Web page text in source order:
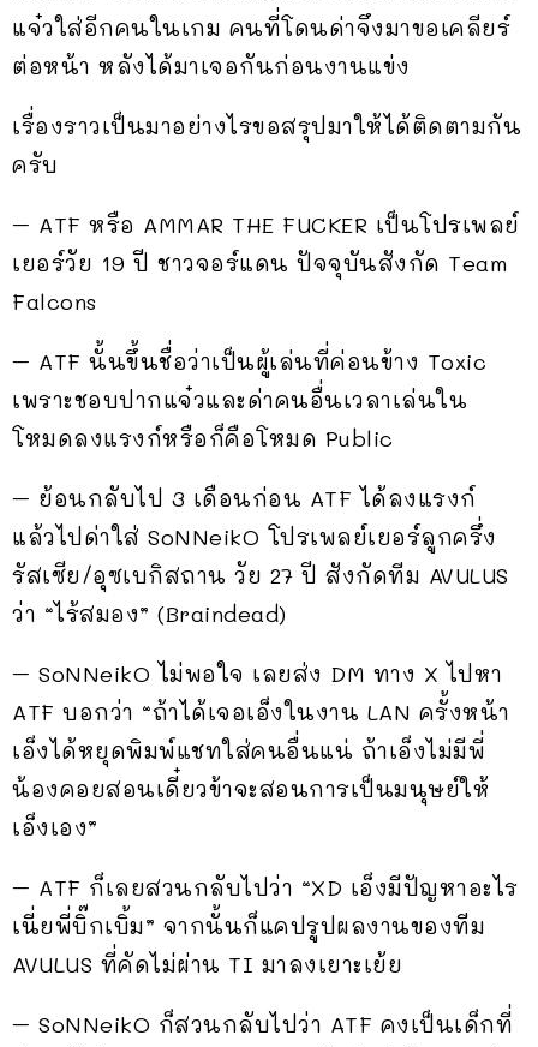
แจ๋วใส่อีกคนในเกม คนที่โดนด่าจึงมาขอเคลียร์
ต่อหน้า หลังได้มาเจอกันก่อนงานแข่ง
เรื่องราวเป็นมาอย่างไรขอสรุปมาให้ได้ติดตามกัน
ครับ
– ATF หรือ AMMAR THE FUCKER เป็นโปรเพลย์
เยอร์วัย 19 ปี ชาวจอร์แดน ปัจจุบันสังกัด Team
Falcons
– ATF นั้นขึ้นชื่อว่าเป็นผู้เล่นที่ค่อนข้าง Toxic
เพราะชอบปากแจ๋วและด่าคนอื่นเวลาเล่นใน
โหมดลงแรงก์หรือก็คือโหมด Public
– ย้อนกลับไป 3 เดือนก่อน ATF ได้ลงแรงก์
แล้วไปด่าใส่ SoNNeikO โปรเพลย์เยอร์ลูกครึ่ง
รัสเซีย/อุซเบกิสถาน วัย 27 ปี สังกัดทีม AVULUS
ว่า “ไร้สมอง” (Braindead)
– SoNNeikO ไม่พอใจ เลยส่ง DM ทาง X ไปหา
ATF บอกว่า “ถ้าได้เจอเอ็งในงาน LAN ครั้งหน้า
เอ็งได้หยุดพิมพ์แชทใส่คนอื่นแน่ ถ้าเอ็งไม่มีพี่
น้องคอยสอนเดี๋ยวข้าจะสอนการเป็นมนุษย์ให้
เอ็งเอง”
– ATF ก็เลยสวนกลับไปว่า “XD เอ็งมีปัญหาอะไร
เนี่ยพี่บิ๊กเบิ้ม” จากนั้นก็แคปรูปผลงานของทีม
AVULUS ที่คัดไม่ผ่าน TI มาลงเยาะเย้ย
– SoNNeikO ก็สวนกลับไปว่า ATF คงเป็นเด็กที่